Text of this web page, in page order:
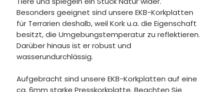
Besonders geeignet sind unsere EKB-Korkplatten
für Terrarien deshalb, weil Kork u.a. die Eigenschaft
besitzt, die Umgebungstemperatur zu reflektieren.
Darüber hinaus ist er robust und
wasserundurchlässig.
Aufgebracht sind unsere EKB-Korkplatten auf eine
ca. 6mm starke Presskorkplatte. Beachten Sie